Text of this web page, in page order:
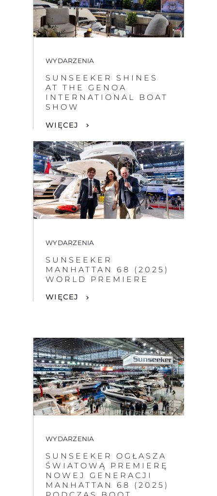
WYDARZENIA
SUNSEEKER SHINES
AT THE GENOA
INTERNATIONAL BOAT
SHOW
WIĘCEJ
WYDARZENIA
SUNSEEKER
MANHATTAN 68 (2025)
WORLD PREMIERE
WIĘCEJ
WYDARZENIA
SUNSEEKER OGŁASZA
ŚWIATOWĄ PREMIERĘ
NOWEJ GENERACJI
MANHATTAN 68 (2025)